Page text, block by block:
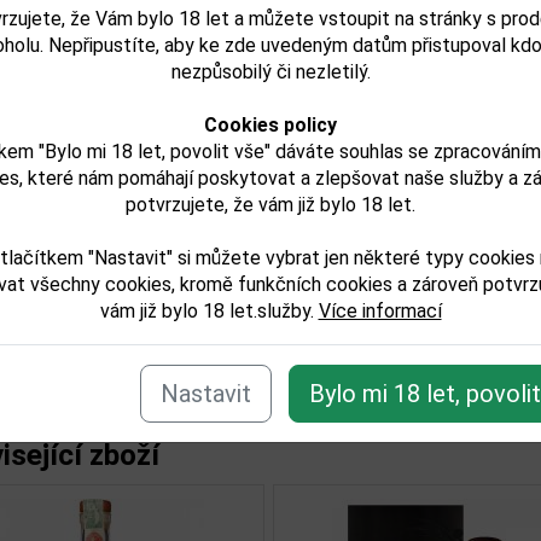
že Vám bylo 18 let a můžete vstoupit na stránky s
Nepřipustíte, aby ke zde uvedeným datům přistupoval
nezpůsobilý či nezletilý.
Cookies policy
"Bylo mi 18 let, povolit vše" dáváte souhlas se
které nám pomáhají poskytovat a zlepšovat naše služby a
potvrzujete, že vám již bylo 18 let.
"Nastavit" si můžete vybrat jen některé typy cookies
všechny cookies, kromě funkčních cookies a zároveň
vám již bylo 18 let.služby. Více informací
Nastavit Bylo mi 18 let,
lahve: 0,7 L
alkoholu: 40%
že tento produkt môže obsahovať alergény. Presné
Skontrolujte prosím pred konzumáciou.
obj. %:
zboží